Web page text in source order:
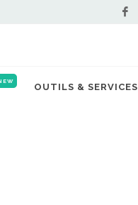
OUTILS & SERVICES